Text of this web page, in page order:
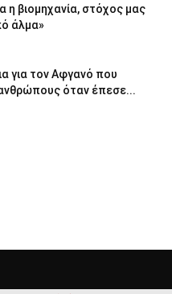
η βιομηχανία, στόχος μας
άλμα»
για τον Αφγανό που
όταν έπεσε...